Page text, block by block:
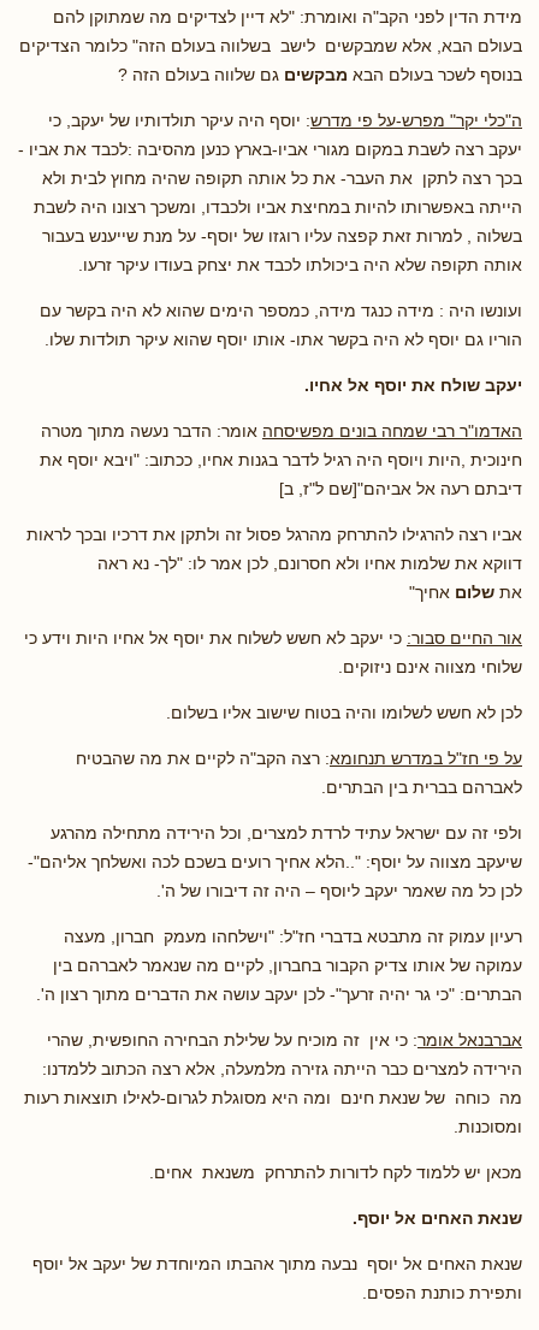
מידת הדין לפני הקב"ה ואומרת: "לא דיין לצדיקים מה שמתוקן להם
בעולם הבא, אלא שמבקשים לישב בשלווה בעולם הזה" כלומר הצדיקים
בנוסף לשכר בעולם הבא מבקשים גם שלווה בעולם הזה ?
ה"כלי יקר" מפרש-על פי מדרש: יוסף היה עיקר תולדותיו של יעקב, כי
יעקב רצה לשבת במקום מגורי אביו-בארץ כנען מהסיבה :לכבד את אביו -
בכך רצה לתקן את העבר- את כל אותה תקופה שהיה מחוץ לבית ולא
הייתה באפשרותו להיות במחיצת אביו ולכבדו, ומשכך רצונו היה לשבת
בשלוה , למרות זאת קפצה עליו רוגזו של יוסף- על מנת שייענש בעבור
אותה תקופה שלא היה ביכולתו לכבד את יצחק בעודו עיקר זרעו.
ועונשו היה : מידה כנגד מידה, כמספר הימים שהוא לא היה בקשר עם
הוריו גם יוסף לא היה בקשר אתו- אותו יוסף שהוא עיקר תולדות שלו.
יעקב שולח את יוסף אל אחיו.
האדמו"ר רבי שמחה בונים מפשיסחה אומר: הדבר נעשה מתוך מטרה
חינוכית ,היות ויוסף היה רגיל לדבר בגנות אחיו, ככתוב: "ויבא יוסף את
דיבתם רעה אל אביהם"[שם ל"ז, ב]
אביו רצה להרגילו להתרחק מהרגל פסול זה ולתקן את דרכיו ובכך לראות
דווקא את שלמות אחיו ולא חסרונם, לכן אמר לו: "לך- נא ראה
את שלום אחיך"
אור החיים סבור: כי יעקב לא חשש לשלוח את יוסף אל אחיו היות וידע כי
שלוחי מצווה אינם ניזוקים.
לכן לא חשש לשלומו והיה בטוח שישוב אליו בשלום.
על פי חז"ל במדרש תנחומא: רצה הקב"ה לקיים את מה שהבטיח
לאברהם בברית בין הבתרים.
ולפי זה עם ישראל עתיד לרדת למצרים, וכל הירידה מתחילה מהרגע
שיעקב מצווה על יוסף: "..הלא אחיך רועים בשכם לכה ואשלחך אליהם"-
לכן כל מה שאמר יעקב ליוסף – היה זה דיבורו של ה'.
רעיון עמוק זה מתבטא בדברי חז"ל: "וישלחהו מעמק חברון, מעצה
עמוקה של אותו צדיק הקבור בחברון, לקיים מה שנאמר לאברהם בין
הבתרים: "כי גר יהיה זרעך"- לכן יעקב עושה את הדברים מתוך רצון ה'.
אברבנאל אומר: כי אין זה מוכיח על שלילת הבחירה החופשית, שהרי
הירידה למצרים כבר הייתה גזירה מלמעלה, אלא רצה הכתוב ללמדנו:
מה כוחה של שנאת חינם ומה היא מסוגלת לגרום-לאילו תוצאות רעות
ומסוכנות.
מכאן יש ללמוד לקח לדורות להתרחק משנאת אחים.
שנאת האחים אל יוסף.
שנאת האחים אל יוסף נבעה מתוך אהבתו המיוחדת של יעקב אל יוסף
ותפירת כותנת הפסים.